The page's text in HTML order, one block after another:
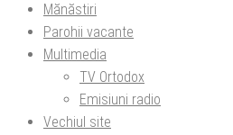
Mănăstiri
Parohii vacante
Multimedia
TV Ortodox
Emisiuni radio
Vechiul site